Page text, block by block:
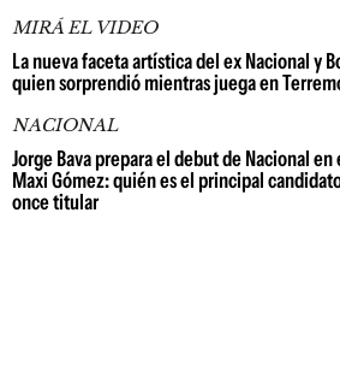
MIRÁ EL VIDEO
La nueva faceta artística del ex Nacional y
quien sorprendió mientras juega en
NACIONAL
Jorge Bava prepara el debut de Nacional
Maxi Gómez: quién es el principal
once titular